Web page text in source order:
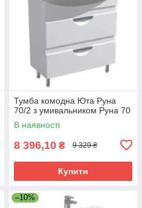
Тумба комодна Юта Руна
70/2 з умивальником Руна 70
В наявності
8 396,10 ₴ 9 329 ₴
Купити
–10%